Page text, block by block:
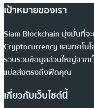
เป้าหมายของเรา
Siam Blockchain มุ่งมั่นที่จ
Cryptocurrency และเทคโน
รวบรวมข้อมูลส่วนใหญ่จากเ
แปลส่งตรงถึงฟีดคุณ
เกี่ยวกับเว็บไซต์นี้